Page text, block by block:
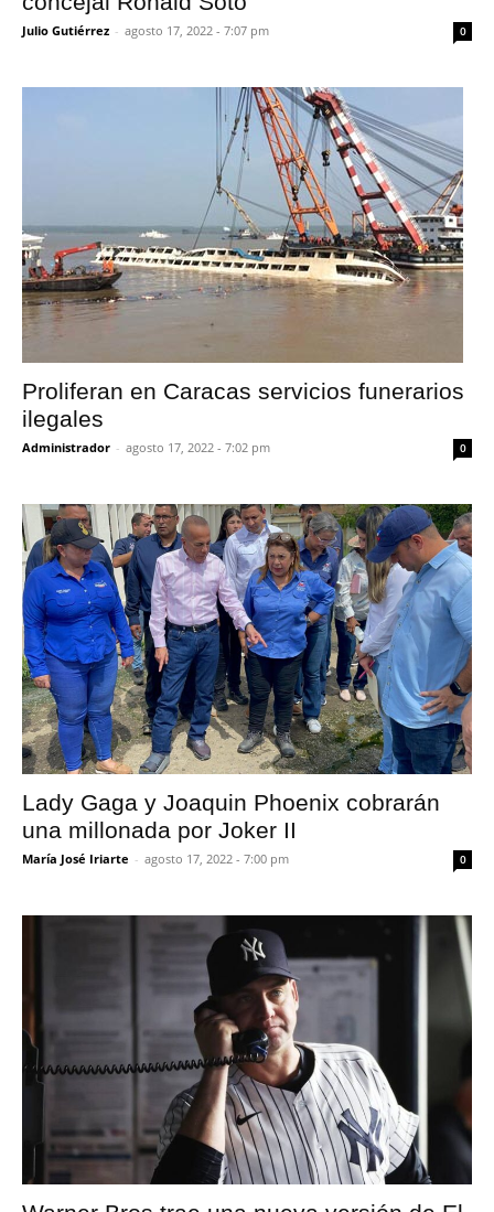
Julio Gutiérrez - agosto 17, 2022 - 7:07 pm 0
Proliferan en Caracas servicios funerarios
ilegales
Administrador - agosto 17, 2022 - 7:02 pm 0
Lady Gaga y Joaquin Phoenix cobrarán
una millonada por Joker II
María José Iriarte - agosto 17, 2022 - 7:00 pm 0